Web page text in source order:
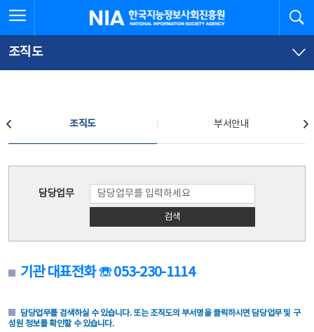
문
로
가
체
뉴
바
가
한국지능정보사회진흥원
조직도
조직도 부서안내
담당업무
검색
기관 대표전화 ☏ 053-230-1114
담당업무를 검색하실 수 있습니다. 또는 조직도의 부서명을 클릭하시면 담당업무 및 구
성원 정보를 확인할 수 있습니다.